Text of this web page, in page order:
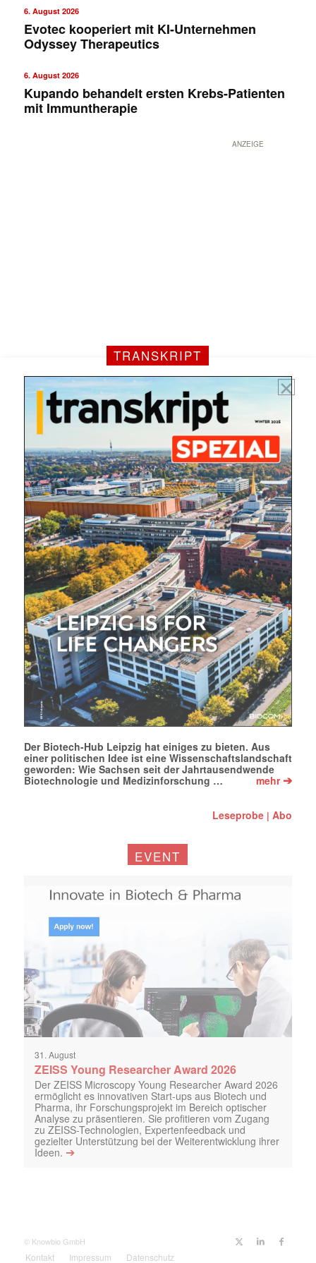
6. August 2026
Evotec kooperiert mit KI-Unternehmen
Odyssey Therapeutics
6. August 2026
Kupando behandelt ersten Krebs-Patienten
mit Immuntherapie
ANZEIGE
TRANSKRIPT
Der Biotech-Hub Leipzig hat einiges zu bieten. Aus
einer politischen Idee ist eine Wissenschaftslandschaft
geworden: Wie Sachsen seit der Jahrtausendwende
Biotechnologie und Medizinforschung …
mehr➔
Leseprobe |Abo
EVENT
31. August
ZEISS Young Researcher Award 2026
Der ZEISS Microscopy Young Researcher Award 2026
ermöglicht es innovativen Start-ups aus Biotech und
Pharma, ihr Forschungsprojekt im Bereich optischer
Analyse zu präsentieren. Sie profitieren vom Zugang
zu ZEISS-Technologien, Expertenfeedback und
gezielter Unterstützung bei der Weiterentwicklung ihrer
Ideen. ➔
© Knowbio GmbH
Kontakt Impressum Datenschutz